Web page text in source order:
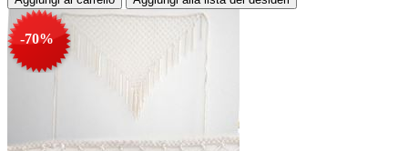
-70%